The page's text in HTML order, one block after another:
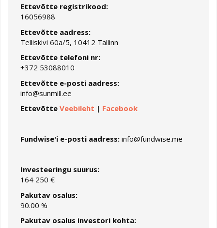
Ettevõtte registrikood:
16056988
Ettevõtte aadress:
Telliskivi 60a/5, 10412 Tallinn
Ettevõtte telefoni nr:
+372 53088010
Ettevõtte e-posti aadress:
info@sunmill.ee
Ettevõtte Veebileht | Facebook
Fundwise'i e-posti aadress:info@fundwise.me
Investeeringu suurus:
164 250 €
Pakutav osalus:
90.00 %
Pakutav osalus investori kohta: